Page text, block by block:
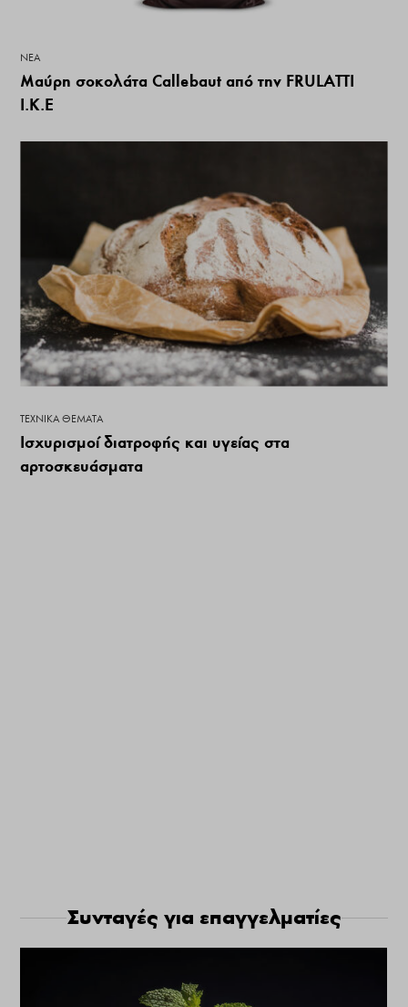
ΝΕΑ
Μαύρη σοκολάτα Callebaut από την FRULATTI
Ι.Κ.Ε
ΤΕΧΝΙΚΆ ΘΈΜΑΤΑ
Ισχυρισμοί διατροφής και υγείας στα
αρτοσκευάσματα
Συνταγές για επαγγελματίες